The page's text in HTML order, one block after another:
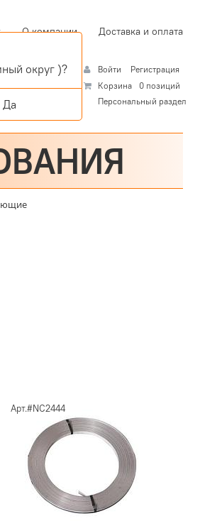
(current)О компании Доставка и оплата
Войти
Регистрация
Корзина
0 позиций
Персональный раздел
Арт.#NC2444
округ )?
Да